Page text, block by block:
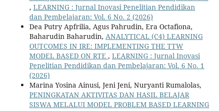
, LEARNING : Jurnal Inovasi Penelitian Pendidikan
dan Pembelajaran: Vol. 6 No. 2 (2026)
Dea Putry Apfrilia, Agus Pahrudin, Era Octafiona,
Baharudin Baharudin, ANALYTICAL (C4) LEARNING
OUTCOMES IN IRE: IMPLEMENTING THE TTW
MODEL BASED ON RTE , LEARNING : Jurnal Inovasi
Penelitian Pendidikan dan Pembelajaran: Vol. 6 No. 1
(2026)
Marina Yosina Ainusi, Jeni Jeni, Nuryanti Rumalolas,
PENINGKATAN AKTIVITAS DAN HASIL BELAJAR
SISWA MELALUI MODEL PROBLEM BASED LEARNING